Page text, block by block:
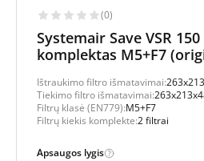
(0)
Systemair Save VSR
komplektas M5+F7
Ištraukimo filtro išmatavimai:
Tiekimo filtro išmatavimai:
Filtrų klasė (EN779):M5+F7
Filtrų kiekis komplekte:2 filtrai
Apsaugos lygis